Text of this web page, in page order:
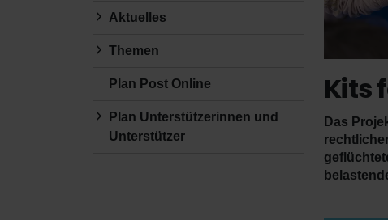
Aktuelles
Themen
Plan Post Online
Plan Unterstützerinnen und
Unterstützer
Kits
Das